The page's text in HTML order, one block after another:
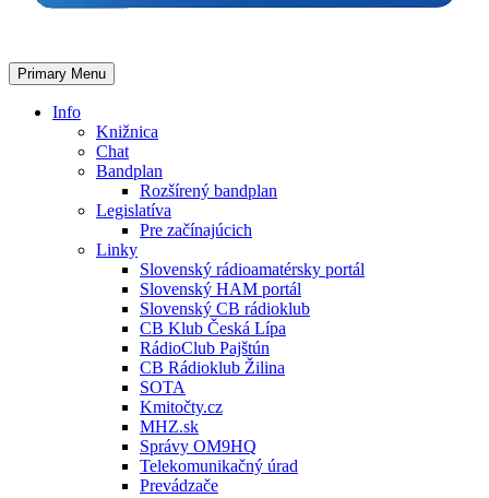
Primary Menu
Info
Knižnica
Chat
Bandplan
Rozšírený bandplan
Legislatíva
Pre začínajúcich
Linky
Slovenský rádioamatérsky portál
Slovenský HAM portál
Slovenský CB rádioklub
CB Klub Česká Lípa
RádioClub Pajštún
CB Rádioklub Žilina
SOTA
Kmitočty.cz
MHZ.sk
Správy OM9HQ
Telekomunikačný úrad
Prevádzače